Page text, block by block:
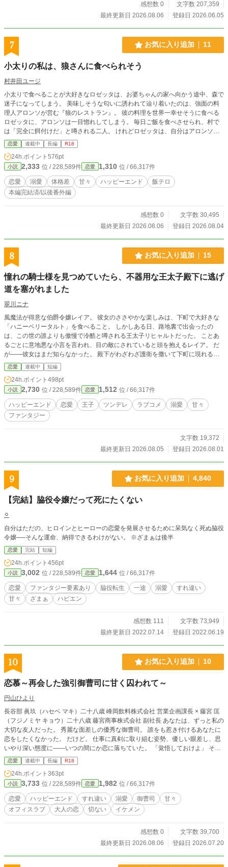
感想数 0
文字数 207,359
最終更新日 2026.08.06
登録日 2026.06.05
7 お気に入り追加 11
小太りの私は、狼さんに食べられそう
村井田ユージ
小太りで食べることが大好きなロゼッタは、お婆ちゃんの家へ向かう途中、森で
迷子になってしまう。 美味しそうな匂いに誘われて辿り着いたのは、強面の料
理人アロンソが営む『狼のレストラン』。 彼の料理を世界一幸せそうに食べる
ロゼッタに、アロンソは一目惚れしてしまう。 毎日ご飯を食べさせられ、村で
は「完全に餌付けだ」と噂される二人。 けれどロゼッタは、自分はアロンソに
釣り合わないと思い込み、ダイエットを始めてしまい──。 ぽっちゃり赤ずきん
と優しい狼さんが紡ぐ、甘くて少しえっちな溺愛ラブストーリー。
恋愛 連載中 長編 R18
24h.ポイント 576pt
小説 2,333 位 / 228,589件 恋愛 1,310 位 / 66,317件
恋愛 溺愛 体格差 甘々 ハッピーエンド
飯テロ
本編完結済/以後番外編
感想数 0
文字数 30,495
最終更新日 2026.08.06
登録日 2026.08.04
8 お気に入り追加 15
憧れの騎士様を見つめていたら、不器用な王太子殿下に逃げ
道を塞がれました
翠川ニナ
風魔法が得意な伯爵令嬢レイア。 彼女のささやかな楽しみは、下町で大好きな
「ハニーベリータルト」を食べること。 しかしある日、路地裏で出会ったの
は、この世の誰よりも傲慢で冷酷と噂される王太子リヒャルトだった。 ことあ
るごとに意地悪な小言を言われ、目の敵にされていると頭を抱えるレイア。 だ
が――彼女はまだ知らなかった。 殿下がわざわざ護衛を撒いて下町に現れるの
も、ダンスパーティーで強引に手を引くのも、すべては彼女が好きすぎるあまり
の「大暴走」だということを…… ※毎日更新。9話で完結、後日談2話の予定で
す。
恋愛 連載中 短編
24h.ポイント 498pt
小説 2,730 位 / 228,589件 恋愛 1,512 位 / 66,317件
ハッピーエンド 恋愛 王子 ツンデレ ラブコメ 溺愛
甘々
ファンタジー
文字数 19,372
最終更新日 2026.08.05
登録日 2026.08.01
9 お気に入り追加 4,840
【完結】脇役令嬢だって死にたくない
⚪︎
自分はただの、ヒロインとヒーローの恋愛を発展させるために呆気なく死ぬ脇役
令嬢──そんな運命、納得できるわけがない。 ※ざまぁは後半
恋愛 完結 短編
24h.ポイント 456pt
小説 3,002 位 / 228,589件 恋愛 1,644 位 / 66,317件
恋愛 ファンタジー要素あり 脇役転生 一途 溺愛
すれ違い
甘々
ざまぁ ハピエン
感想数 111
文字数 73,949
最終更新日 2022.07.14
登録日 2022.06.19
10 お気に入り追加 10
恋慕～再会した強引御曹司に甘く囚われて～
円山ひより
長谷部 眞玖（ハセベ マキ）二十八歳 峰岡飲料株式会社 営業企画課長 × 藤宮 匡
（フジノミヤ キョウ）二十八歳 藤宮商事株式会社 副社長 あなたは、ずっと私の
大切な友人だった。 秀麗な面差しの優秀な御曹司。 誰をも惹き付けるあなたに
恋をしたくなかった。 だけど。 仕事に真剣に取り組む姿勢、優しい眼差し、思
いやり深い態度に――いつの間にか恋に落ちていた。 「覚悟しておけよ」 そう
言い残し、私を置いて旅立った。 音信不通の四年間、何度もあきらめようとし
た。 それなのに。 なんで今になって、現れるの？ 「もう逃がすつもりはない」
執着も束縛も嫌いなくせに、どうして？ 「俺が婚約者になってほしいと心から
願うのは眞玖だけだ」 胸にこみ上げる想いや不安をなにひとつ口にできない。
なぜ、恋をするとこんなに臆病になるんだろう。 優しく抱きしめないで。 甘い
キスをしないで。 私の体に所有印を刻みつけないで。 ……お願いだから、もう
期待させないで。 ✿❀✿❀✿❀✿❀✿❀✿❀✿❀✿❀✿❀✿❀ こちらの作品は他社様
恋愛 連載中 長編 R18
24h.ポイント 363pt
小説 3,733 位 / 228,589件 恋愛 1,982 位 / 66,317件
恋愛 ハッピーエンド すれ違い 溺愛 御曹司
甘々
オフィスラブ
大人の恋 切ない イケメン
感想数 0
文字数 39,700
最終更新日 2026.08.06
登録日 2026.07.20